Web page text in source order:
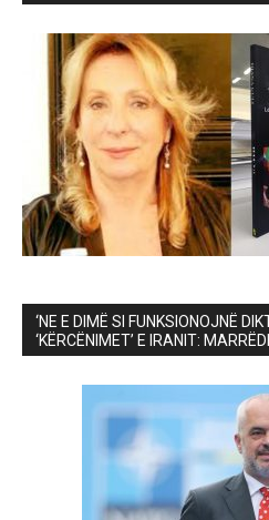
‘NE E DIMË SI FUNKSIONOJNË
‘KËRCËNIMET’ E IRANIT: